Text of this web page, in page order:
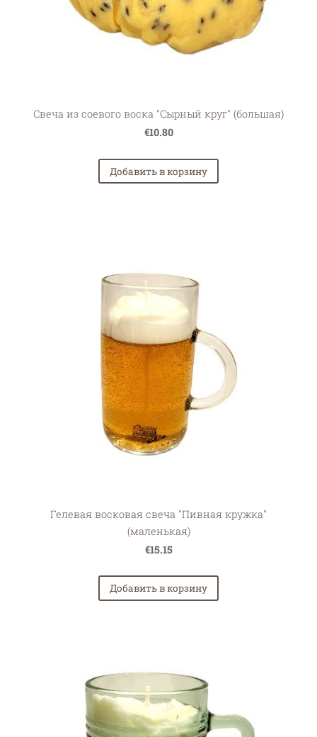
Свеча из соевого воска "Сырный круг" (большая)
€10.80
Добавить в корзину
Гелевая восковая свеча "Пивная кружка"
(маленькая)
€15.15
Добавить в корзину